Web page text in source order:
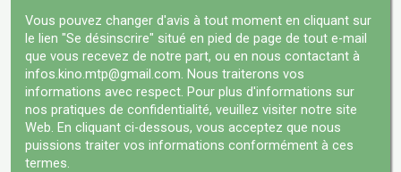
Vous pouvez changer d'avis à tout moment en cliquant sur
le lien "Se désinscrire" situé en pied de page de tout e-mail
que vous recevez de notre part, ou en nous contactant à
infos.kino.mtp@gmail.com. Nous traiterons vos
informations avec respect. Pour plus d'informations sur
nos pratiques de confidentialité, veuillez visiter notre site
Web. En cliquant ci-dessous, vous acceptez que nous
puissions traiter vos informations conformément à ces
termes.